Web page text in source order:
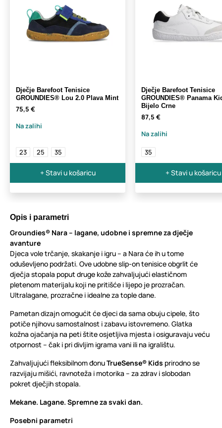
Dječje Barefoot Tenisice
GROUNDIES® Lou 2.0 Plava Mint
75,5 €
Na zalihi
23 25 35
+ Stavi u košaricu
Dječje Barefoot Tenisice
GROUNDIES® Panama
Bijelo Crne
87,5 €
Na zalihi
35
+ Stavi u košaricu
Opis i parametri
Groundies® Nara – lagane, udobne i spremne za dječje
avanture
Djeca vole trčanje, skakanje i igru – a Nara će ih u tome
oduševljeno podržati. Ove udobne slip-on tenisice obgrlit će
dječja stopala poput druge kože zahvaljujući elastičnom
pletenom materijalu koji ne pritišće i lijepo je prozračan.
Ultralagane, prozračne i idealne za tople dane.
Pametan dizajn omogućit će djeci da sama obuju cipele, što
potiče njihovu samostalnost i zabavu istovremeno. Glatka
kožna ojačanja na peti štite osjetljiva mjesta i osiguravaju veću
otpornost – čak i pri divljim igrama vani ili na igralištu.
Zahvaljujući fleksibilnom đonuTrueSense® Kids prirodno se
razvijaju mišići, ravnoteža i motorika – za zdrav i slobodan
pokret dječjih stopala.
Mekane. Lagane. Spremne za svaki dan.
Posebni parametri